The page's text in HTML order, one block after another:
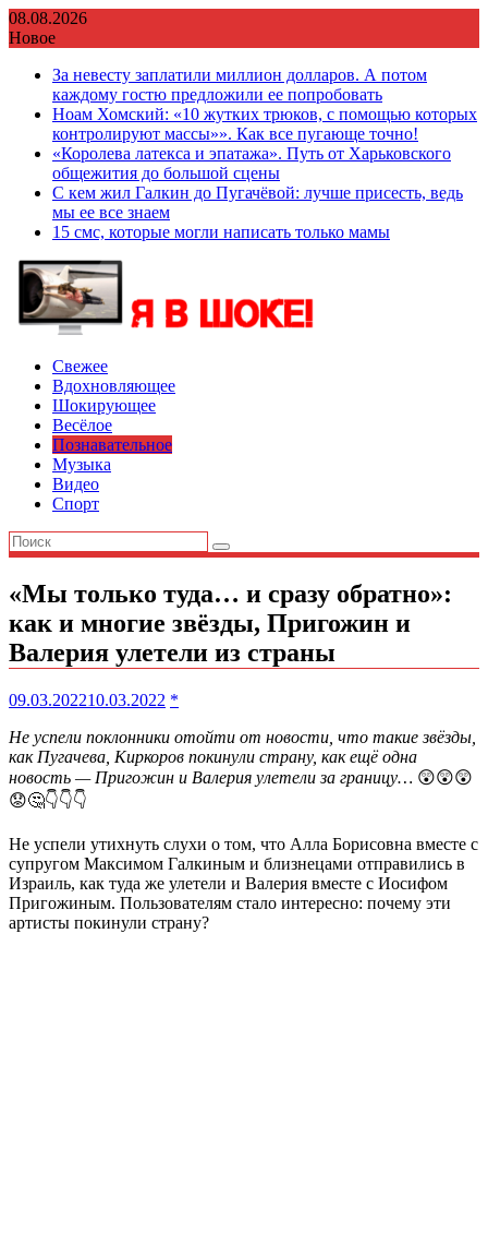
Перейти
к
08.08.2026
Новое
За невесту заплатили миллион долларов. А потом
каждому гостю предложили ее попробовать
Ноам Хомский: «10 жутких трюков, с помощью которых
контролируют массы»». Как все пугающе точно!
«Королева латекса и эпатажа». Путь от Харьковского
общежития до большой сцены
С кем жил Галкин до Пугачёвой: лучше присесть, ведь
мы ее все знаем
15 смс, которые могли написать только мамы
Свежее
Вдохновляющее
Шокирующее
Весёлое
Познавательное
Музыка
Видео
Спорт
«Мы только туда… и сразу обратно»:
как и многие звёзды, Пригожин и
Валерия улетели из страны
09.03.202210.03.2022 *
Не успели поклонники отойти от новости, что такие звёзды,
как Пугачева, Киркоров покинули страну, как ещё одна
новость — Пригожин и Валерия улетели за границу… 😲😲😲
😟🤔👇👇👇
Не успели утихнуть слухи о том, что Алла Борисовна вместе с
супругом Максимом Галкиным и близнецами отправились в
Израиль, как туда же улетели и Валерия вместе с Иосифом
Пригожиным. Пользователям стало интересно: почему эти
артисты покинули страну?